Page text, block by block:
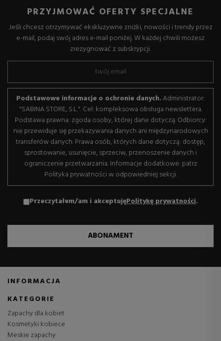
PRZYJMOWAĆ OFERTY SPECJALNE
Jeśli chcesz otrzymywać ekskluzywne zniżki, nowości i trendy przez
e-mail, podaj swój adres e-mail poniżej. W każdej chwili możesz
zrezygnować z subskrypcji.
Podstawowe informacje o ochronie danych.Administrator:
"SABINA STORE, S.L.". Cel: kompleksowa obsługa newslettera.
Podstawa prawna: zgoda osoby, której dane dotyczą. Odbiorcy:
nie przewiduje się przekazywania danych ani międzynarodowych
transferów danych. Prawa osób, których dane dotyczą: dostęp,
sprostowanie, usunięcie, sprzeciw, przenoszenie danych i
ograniczenie przetwarzania. Informacje dodatkowe: patrz
Polityka prywatności w odpowiedniej sekcji.
Przeczytałem/am i akceptujęPolitykę prywatności.
ABONAMENT
INFORMACJA
KATEGORIE
Zapachy dla kobiet
Kosmetyki kobiece
Meskie zapachy